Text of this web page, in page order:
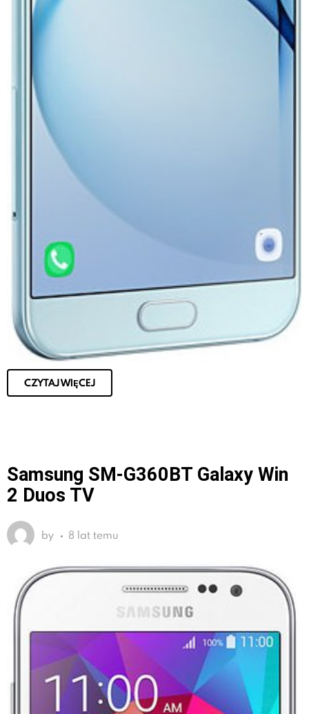
CZYTAJ WIĘCEJ
Samsung SM-G360BT Galaxy Win
2 Duos TV
by 8 lat temu